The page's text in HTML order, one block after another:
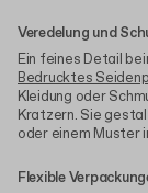
Veredelung und
Ein feines Detail
Bedrucktes
Kleidung oder
Kratzern. Sie
oder einem Muster
Flexible